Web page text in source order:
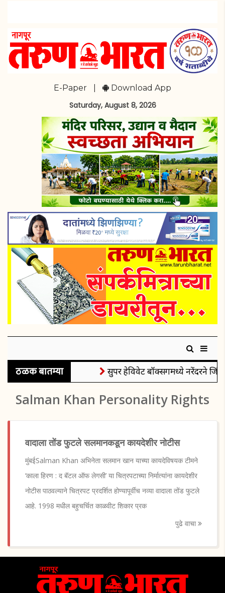
E-Paper Download App
Saturday, August 8, 2026
ठळक बातम्या सुपर हेविवेट बॉक्सिंगमध्ये नरेंदरने
Salman Khan Personality Rights
वादाला तोंड फुटले सलमानकडून कायदेशीर नोटीस
मुंबईSalman Khan अभिनेता सलमान खान याच्या कायदेविषयक टीमने
‘काला हिरण : द बॅटल ऑफ लेगसी’ या चित्रपटाच्या निर्मात्यांना कायदेशीर
नोटीस पाठवल्याने चित्रपट प्रदर्शित होण्यापूर्वीच नव्या वादाला तोंड फुटले
आहे. 1998 मधील बहुचर्चित काळवीट शिकार प्रक
पुढे वाचा